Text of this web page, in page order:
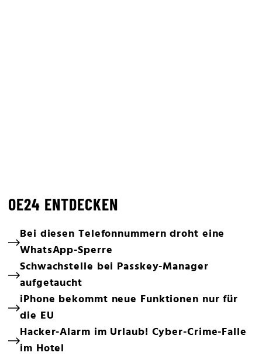
OE24 ENTDECKEN
Bei diesen Telefonnummern droht eine
WhatsApp-Sperre
Schwachstelle bei Passkey-Manager
aufgetaucht
iPhone bekommt neue Funktionen nur für
die EU
Hacker-Alarm im Urlaub! Cyber-Crime-Falle
im Hotel